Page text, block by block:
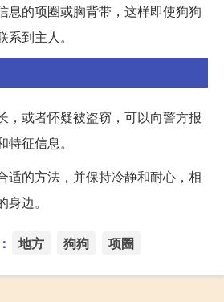
息的项圈或胸背带，这样即使狗狗
到主人。
，或者怀疑被盗窃，可以向警方报
征信息。
适的方法，并保持冷静和耐心，相
边。
地方 狗狗 项圈